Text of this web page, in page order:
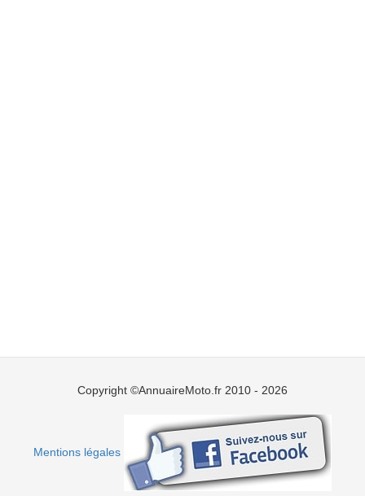
Copyright ©AnnuaireMoto.fr 2010 - 2026
Mentions légales